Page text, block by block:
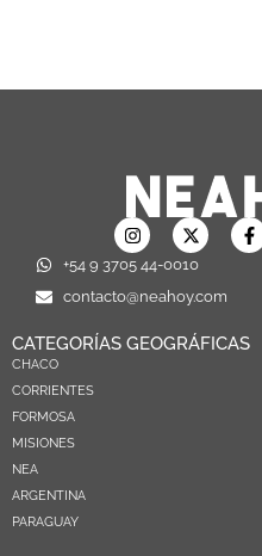
+54 9 3705 44-0010
contacto@neahoy.com
CATEGORÍAS GEOGRÁFICAS
CHACO
CORRIENTES
FORMOSA
MISIONES
NEA
ARGENTINA
PARAGUAY